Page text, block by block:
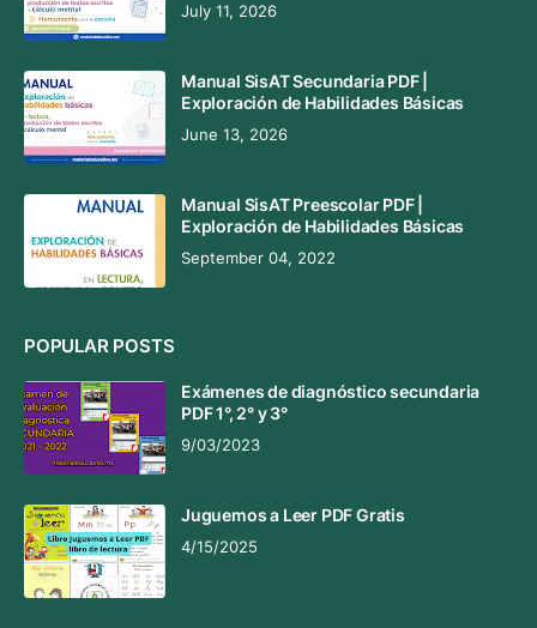
July 11, 2026
Manual SisAT Secundaria PDF |
Exploración de Habilidades Básicas
June 13, 2026
Manual SisAT Preescolar PDF |
Exploración de Habilidades Básicas
September 04, 2022
POPULAR POSTS
Exámenes de diagnóstico secundaria
PDF 1°, 2° y 3°
9/03/2023
Juguemos a Leer PDF Gratis
4/15/2025